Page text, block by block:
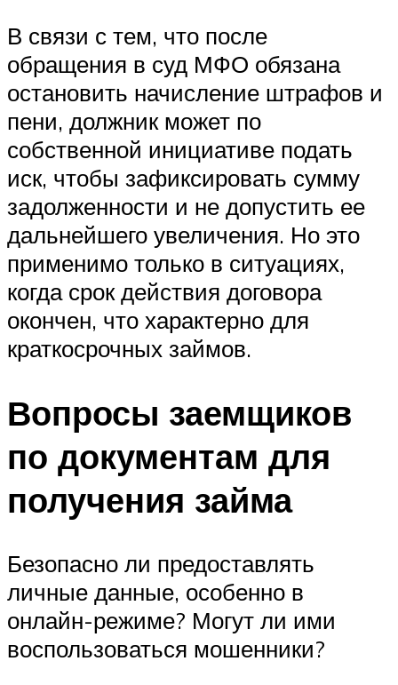
В связи с тем, что после
обращения в суд МФО обязана
остановить начисление штрафов и
пени, должник может по
собственной инициативе подать
иск, чтобы зафиксировать сумму
задолженности и не допустить ее
дальнейшего увеличения. Но это
применимо только в ситуациях,
когда срок действия договора
окончен, что характерно для
краткосрочных займов.
Вопросы заемщиков
по документам для
получения займа
Безопасно ли предоставлять
личные данные, особенно в
онлайн-режиме? Могут ли ими
воспользоваться мошенники?